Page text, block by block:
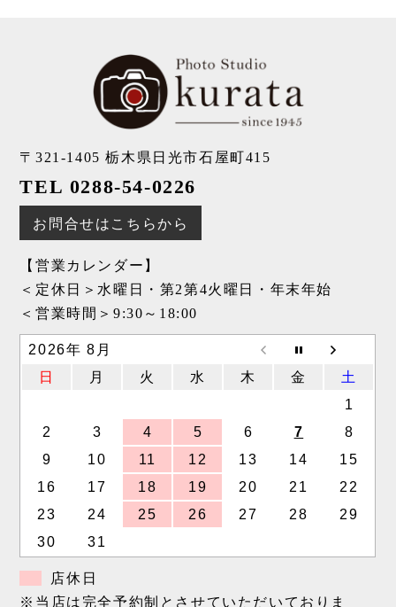
〒321-1405 栃木県日光市石屋町415
TEL 0288-54-0226
お問合せはこちらから
【営業カレンダー】
＜定休日＞水曜日・第2第4火曜日・年末年始
＜営業時間＞9:30～18:00
2026年 8月
日
月 火 水 木 金
土
1
2
3 4 5 6 7
8
9
10 11 12 13 14
15
16
17 18 19 20 21
22
23
24 25 26 27 28
29
30
31
店休日
※当店は完全予約制とさせていただいておりま